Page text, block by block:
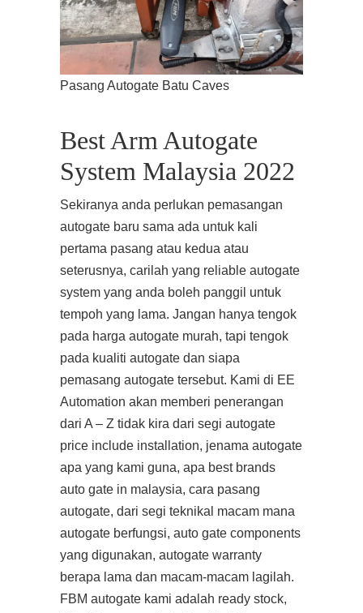
Pasang Autogate Batu Caves
Best Arm Autogate
System Malaysia 2022
Sekiranya anda perlukan pemasangan
autogate baru sama ada untuk kali
pertama pasang atau kedua atau
seterusnya, carilah yang reliable autogate
system yang anda boleh panggil untuk
tempoh yang lama. Jangan hanya tengok
pada harga autogate murah, tapi tengok
pada kualiti autogate dan siapa
pemasang autogate tersebut. Kami di EE
Automation akan memberi penerangan
dari A – Z tidak kira dari segi autogate
price include installation, jenama autogate
apa yang kami guna, apa best brands
auto gate in malaysia, cara pasang
autogate, dari segi teknikal macam mana
autogate berfungsi, auto gate components
yang digunakan, autogate warranty
berapa lama dan macam-macam lagilah.
FBM autogate kami adalah ready stock,